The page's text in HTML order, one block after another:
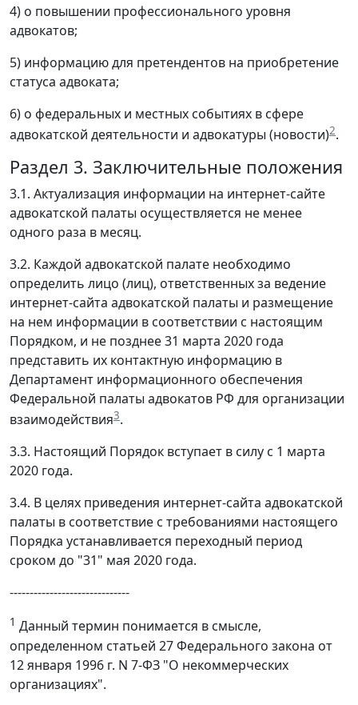
4) о повышении профессионального уровня
адвокатов;
5) информацию для претендентов на приобретение
статуса адвоката;
6) о федеральных и местных событиях в сфере
адвокатской деятельности и адвокатуры (новости)2.
Раздел 3. Заключительные положения
3.1. Актуализация информации на интернет-сайте
адвокатской палаты осуществляется не менее
одного раза в месяц.
3.2. Каждой адвокатской палате необходимо
определить лицо (лиц), ответственных за ведение
интернет-сайта адвокатской палаты и размещение
на нем информации в соответствии с настоящим
Порядком, и не позднее 31 марта 2020 года
представить их контактную информацию в
Департамент информационного обеспечения
Федеральной палаты адвокатов РФ для организации
взаимодействия3.
3.3. Настоящий Порядок вступает в силу с 1 марта
2020 года.
3.4. В целях приведения интернет-сайта адвокатской
палаты в соответствие с требованиями настоящего
Порядка устанавливается переходный период
сроком до "31" мая 2020 года.
------------------------------
1 Данный термин понимается в смысле,
определенном статьей 27 Федерального закона от
12 января 1996 г. N 7-ФЗ "О некоммерческих
организациях".